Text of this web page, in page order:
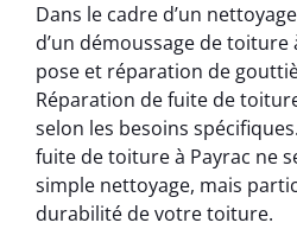
Dans le cadre d’un
d’un démoussage de toiture
pose et réparation de
Réparation de fuite de
selon les besoins
fuite de toiture à Payrac ne
simple nettoyage, mais
durabilité de votre toiture.